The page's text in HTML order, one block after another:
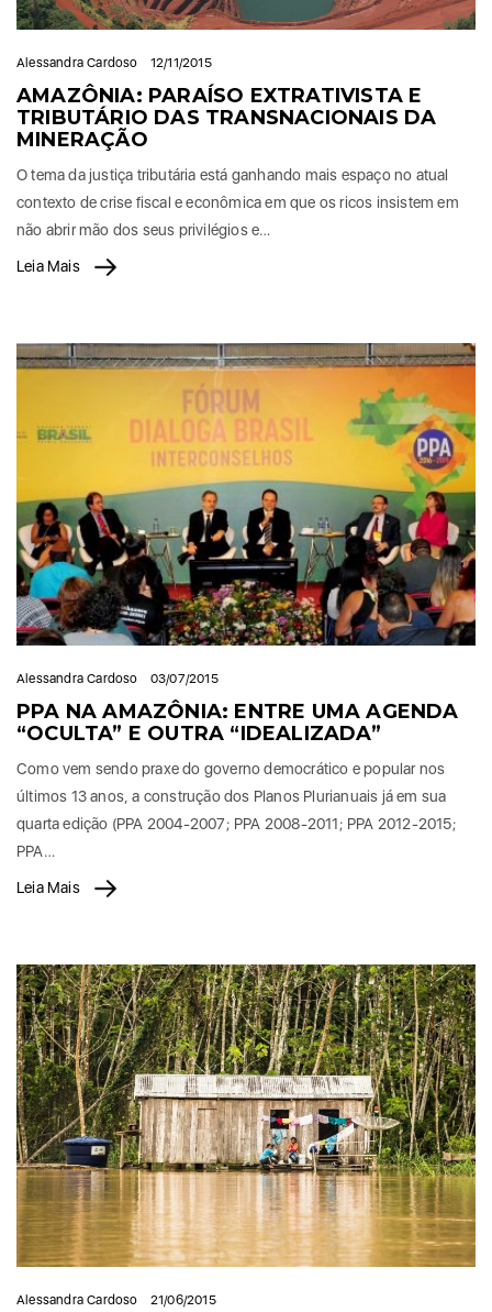
Alessandra Cardoso 12/11/2015
AMAZÔNIA: PARAÍSO EXTRATIVISTA E
TRIBUTÁRIO DAS TRANSNACIONAIS DA
MINERAÇÃO
O tema da justiça tributária está ganhando mais espaço no atual
contexto de crise fiscal e econômica em que os ricos insistem em
não abrir mão dos seus privilégios e…
Leia Mais
Alessandra Cardoso 03/07/2015
PPA NA AMAZÔNIA: ENTRE UMA AGENDA
“OCULTA” E OUTRA “IDEALIZADA”
Como vem sendo praxe do governo democrático e popular nos
últimos 13 anos, a construção dos Planos Plurianuais já em sua
quarta edição (PPA 2004-2007; PPA 2008-2011; PPA 2012-2015;
PPA…
Leia Mais
Alessandra Cardoso 21/06/2015